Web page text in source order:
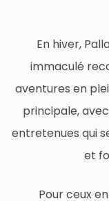
En hiver,
immaculé
aventures en
principale,
entretenues qui
et
Pour ceux